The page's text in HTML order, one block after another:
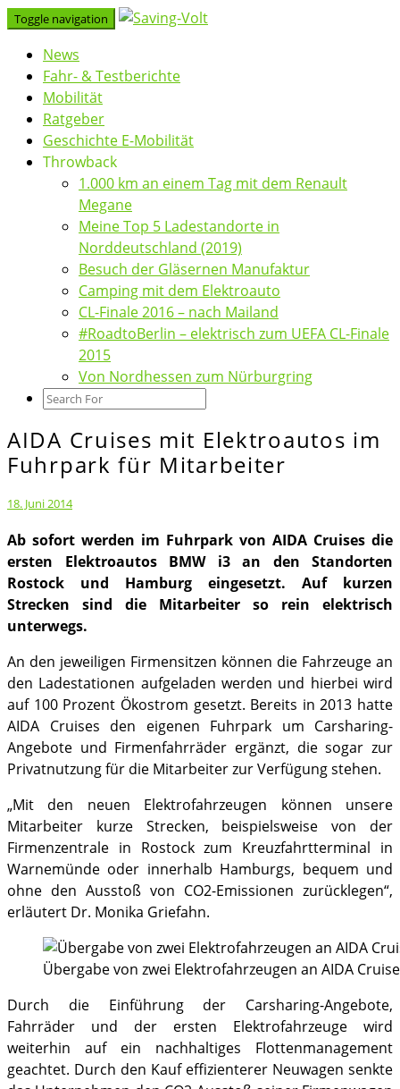
Skip
content
Toggle navigation
News
Fahr- & Testberichte
Mobilität
Ratgeber
Geschichte E-Mobilität
Throwback
1.000 km an einem Tag mit dem Renault
Megane
Meine Top 5 Ladestandorte in
Norddeutschland (2019)
Besuch der Gläsernen Manufaktur
Camping mit dem Elektroauto
CL-Finale 2016 – nach Mailand
#RoadtoBerlin – elektrisch zum UEFA CL-Finale
2015
Von Nordhessen zum Nürburgring
Search
AIDA
Cruises
Elektroautos
Fuhrpark
für
Mitarbeiter
AIDA Cruises mit Elektroautos im
Fuhrpark für Mitarbeiter
18. Juni 2014
Ab sofort werden im Fuhrpark von AIDA Cruises die
ersten Elektroautos BMW i3 an den Standorten
Rostock und Hamburg eingesetzt. Auf kurzen
Strecken sind die Mitarbeiter so rein elektrisch
unterwegs.
An den jeweiligen Firmensitzen können die Fahrzeuge an
den Ladestationen aufgeladen werden und hierbei wird
auf 100 Prozent Ökostrom gesetzt. Bereits in 2013 hatte
AIDA Cruises den eigenen Fuhrpark um Carsharing-
Angebote und Firmenfahrräder ergänzt, die sogar zur
Privatnutzung für die Mitarbeiter zur Verfügung stehen.
„Mit den neuen Elektrofahrzeugen können unsere
Mitarbeiter kurze Strecken, beispielsweise von der
Firmenzentrale in Rostock zum Kreuzfahrtterminal in
Warnemünde oder innerhalb Hamburgs, bequem und
ohne den Ausstoß von CO2-Emissionen zurücklegen“,
erläutert Dr. Monika Griefahn.
Übergabe von zwei Elektrofahrzeugen an AIDA
Durch die Einführung der Carsharing-Angebote,
Fahrräder und der ersten Elektrofahrzeuge wird
weiterhin auf ein nachhaltiges Flottenmanagement
geachtet. Durch den Kauf effizienterer Neuwagen senkte